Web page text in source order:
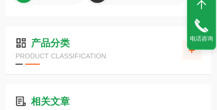
产品分类
PRODUCT CLASSIFICATION
相关文章
电话咨询